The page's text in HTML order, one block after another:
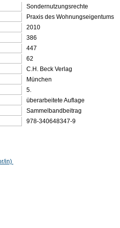
Sondernutzungsrechte
Praxis des Wohnungseigentums
2010
386
447
62
C.H. Beck Verlag
München
5.
überarbeitete Auflage
Sammelbandbeitrag
978-340648347-9
in)